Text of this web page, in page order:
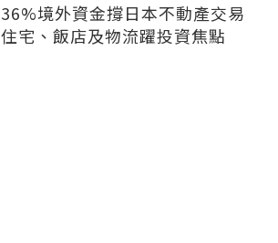
36%境外資金撐日本不動產交易
住宅、飯店及物流躍投資焦點